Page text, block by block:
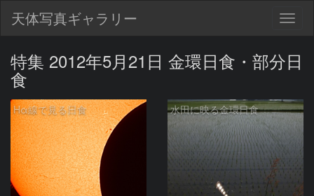
天体写真ギャラリー
特集 2012年5月21日 金環日食・部分日
食
Hα線で見る日食 水田に映る金環日食